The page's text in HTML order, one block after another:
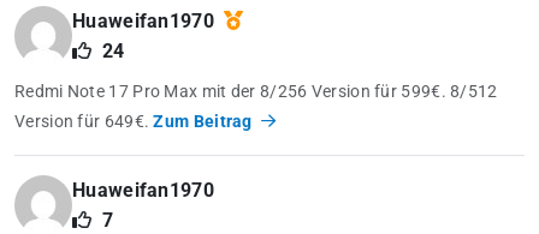
Huaweifan1970
24
Redmi Note 17 Pro Max mit der 8/256 Version für 599€. 8/512
Version für 649€.Zum Beitrag
Huaweifan1970
7